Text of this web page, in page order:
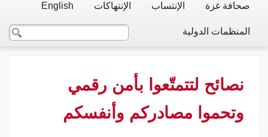
صحافة غزة الإنتساب الإنتهاكات English
المنظمات الدولية
نصائح لتتمتّعوا بأمن رقمي
وتحموا مصادركم وأنفسكم